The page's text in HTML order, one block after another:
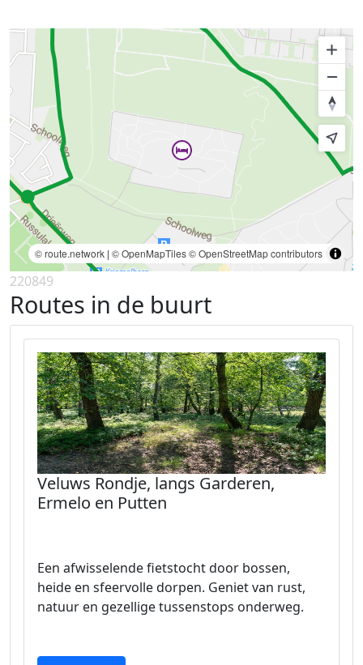
© route.network | © OpenMapTiles© OpenStreetMap contributors
220849
Routes in de buurt
Veluws Rondje, langs Garderen,
Ermelo en Putten
Een afwisselende fietstocht door bossen,
heide en sfeervolle dorpen. Geniet van rust,
natuur en gezellige tussenstops onderweg.